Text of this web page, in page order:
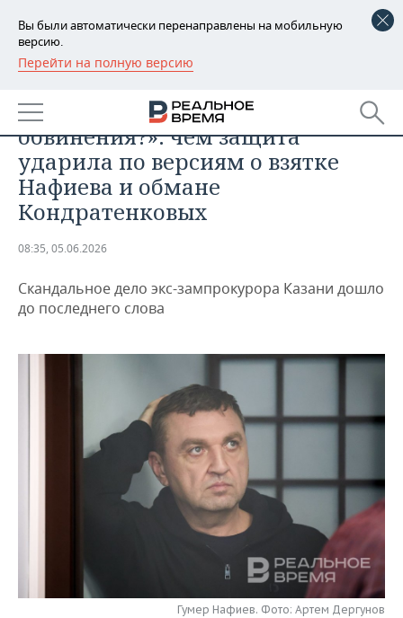
Вы были автоматически перенаправлены на мобильную
версию.
Перейти на полную версию
РЕГИОНЫ
БАШКОРТОСТАН
ТАТАРСТАН
УДМУРТИЯ
НОВОСТИ
АНАЛИТИКА
НОВОСТИ АНАЛИТИКИ
ДЕКЛАРАЦИИ О ДОХОДАХ
ВУЗЫ ТАТАРСТАНА
КОМУ ПРИНАДЛЕЖАТ
ЭКОНОМИКА
НОВОСТИ ЭКОНОМИКИ
БАНКИ
БЮДЖЕТ
ПРОМЫШЛЕННОСТЬ
ПРОМЫШЛЕННОСТИ
НОВОСТИ НЕДВИЖИМОСТИ
АВТО
НОВОСТИ АВТО
БИЗНЕС
НОВОСТИ БИЗНЕСА
РОЗНИЧНАЯ ТОРГОВЛЯ
НОВОСТИ ТЕХНОЛОГИЙ
МЕРОПРИЯТИЯ
НОВОСТИ МЕРОПРИЯТИЙ
ВЫЕЗДНАЯ РЕДАКЦИЯ
ONLINE-КОНФЕРЕНЦИИ
ХОККЕЙ
ВЛАСТЬ
СЮЖЕТЫ
«За кого топит сторона
обвинения?»: чем защита
ударила по версиям о взятке
Нафиева и обмане
Кондратенковых
08:35, 05.06.2026
Скандальное дело экс-зампрокурора Казани дошло
до последнего слова
Гумер Нафиев. Фото: Артем Дергунов